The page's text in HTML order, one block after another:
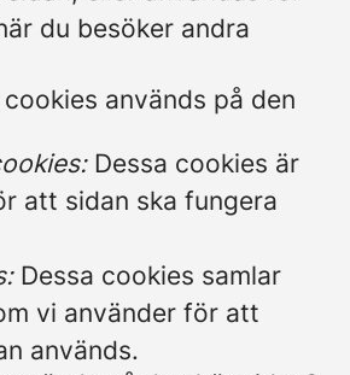
du besöker andra
används på den
Dessa cookies är
att sidan ska fungera
Dessa cookies samlar
vi använder för att
används.